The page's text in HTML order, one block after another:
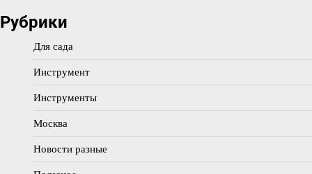
Рубрики
Для сада
Инструмент
Инструменты
Москва
Новости разные